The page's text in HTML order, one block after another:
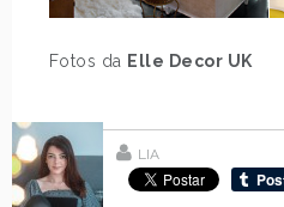
Fotos da Elle Decor UK
LIA